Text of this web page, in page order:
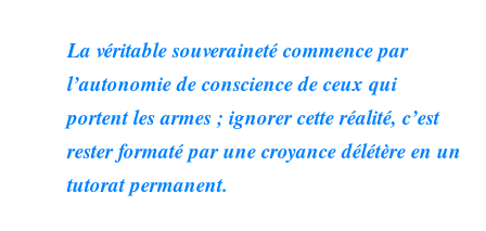
La véritable souveraineté commence par
l’autonomie de conscience de ceux qui
portent les armes ; ignorer cette réalité, c’est
rester formaté par une croyance délétère en un
tutorat permanent.